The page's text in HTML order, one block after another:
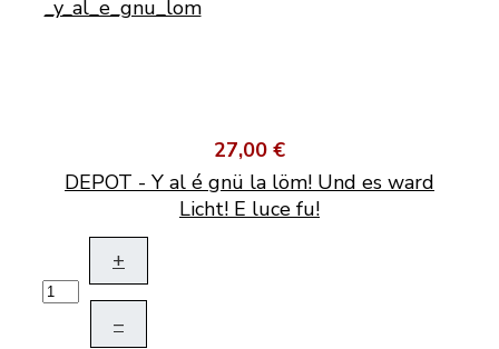
27,00 €
DEPOT - Y al é gnü la löm! Und es ward
Licht! E luce fu!
+
–